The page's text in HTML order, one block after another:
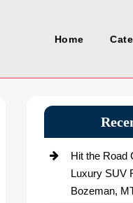
Home
Hit the Road
Luxury SUV
Bozeman,